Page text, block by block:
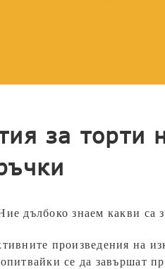
за торти
дълбоко знаем какви са
произведения на
се да завършат